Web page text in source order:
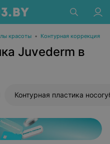
красоты • Контурная коррекция
Juvederm в